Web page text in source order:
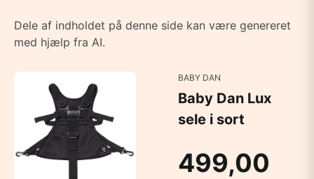
Dele af indholdet på denne side kan være genereret
med hjælp fra AI.
BABY DAN
Baby Dan Lux
sele i sort
499,00